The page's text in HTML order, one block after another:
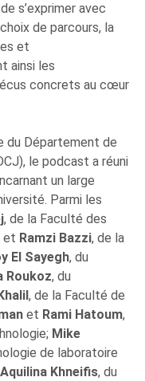
s’exprimer avec
de parcours, la
et
ainsi les
concrets au cœur
du Département de
le podcast a réuni
un large
Parmi les
, de la Faculté des
et Ramzi Bazzi, de la
El Sayegh, du
Roukoz, du
, de la Faculté de
et Rami Hatoum,
Mike
de laboratoire
Aquilina Khneifis, du